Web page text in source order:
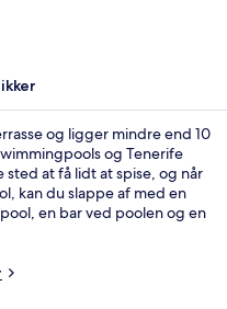
og ligger mindre end 10
og Tenerife
at få lidt at spise, og når
kan du slappe af med en
en bar ved poolen og en